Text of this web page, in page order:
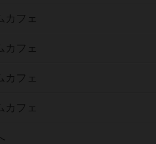
カフェ
カフェ
カフェ
カフェ